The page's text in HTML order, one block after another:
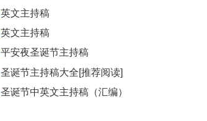
英文主持稿
英文主持稿
平安夜圣诞节主持稿
圣诞节主持稿大全[推荐阅读]
圣诞节中英文主持稿（汇编）